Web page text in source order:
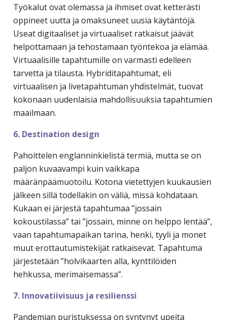
Työkalut ovat olemassa ja ihmiset ovat ketterästi
oppineet uutta ja omaksuneet uusia käytäntöjä.
Useat digitaaliset ja virtuaaliset ratkaisut jäävät
helpottamaan ja tehostamaan työntekoa ja elämää.
Virtuaalisille tapahtumille on varmasti edelleen
tarvetta ja tilausta. Hybriditapahtumat, eli
virtuaalisen ja livetapahtuman yhdistelmät, tuovat
kokonaan uudenlaisia mahdollisuuksia tapahtumien
maailmaan.
6. Destination design
Pahoittelen englanninkielistä termiä, mutta se on
paljon kuvaavampi kuin vaikkapa
määränpäämuotoilu. Kotona vietettyjen kuukausien
jälkeen sillä todellakin on väliä, missä kohdataan.
Kukaan ei järjestä tapahtumaa ”jossain
kokoustilassa” tai ”jossain, minne on helppo lentää”,
vaan tapahtumapaikan tarina, henki, tyyli ja monet
muut erottautumistekijät ratkaisevat. Tapahtuma
järjestetään ”holvikaarten alla, kynttilöiden
hehkussa, merimaisemassa”.
7. Innovatiivisuus ja resilienssi
Pandemian puristuksessa on syntynyt upeita